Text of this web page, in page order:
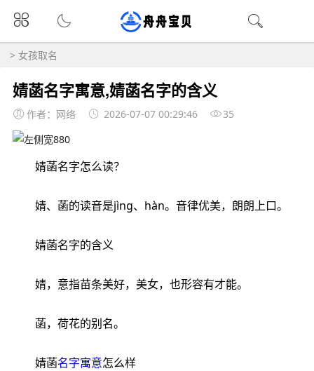
> 女孩取名
婧菡名字寓意,婧菡名字的含义
作者：网络 2026-07-07 00:29:46 35
婧菡名字怎么读？
婧、菡的读音是jìng、hàn。音律优美，朗朗上口。
婧菡名字的含义
婧，意指苗条美好，美女，也形容有才能。
菡，荷花的别名。
婧菡名字寓意怎么样